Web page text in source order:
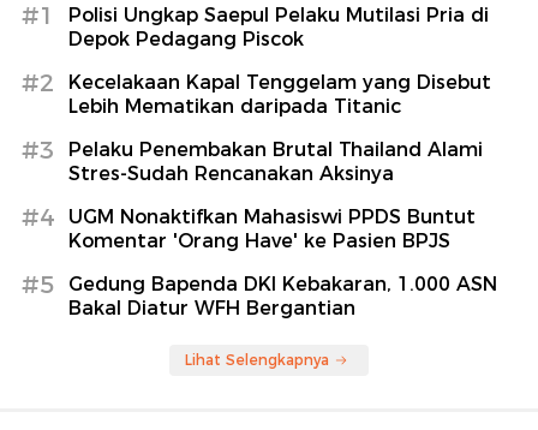
#1
Polisi Ungkap Saepul Pelaku Mutilasi Pria di
Depok Pedagang Piscok
#2
Kecelakaan Kapal Tenggelam yang Disebut
Lebih Mematikan daripada Titanic
#3
Pelaku Penembakan Brutal Thailand Alami
Stres-Sudah Rencanakan Aksinya
#4
UGM Nonaktifkan Mahasiswi PPDS Buntut
Komentar 'Orang Have' ke Pasien BPJS
#5
Gedung Bapenda DKI Kebakaran, 1.000 ASN
Bakal Diatur WFH Bergantian
Lihat Selengkapnya